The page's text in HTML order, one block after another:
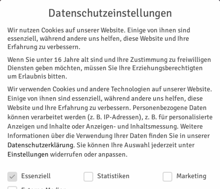
Start Magazin Geschichte/n Goswin Nickel aus Koslar
MAGAZIN GESCHICHTE/N
Goswin Nickel aus Koslar
Gedenken an den 350. Todestag
VonHERZOG Redaktion- Juli 23, 2014 541 0
Facebook Twitter
Datenschutzeinstellungen
Wir nutzen Cookies auf unserer Website. Einige von ihnen sind
essenziell, während andere uns helfen, diese Website und Ihre
Erfahrung zu verbessern.
Wenn Sie unter 16 Jahre alt sind und Ihre Zustimmung zu freiwilligen
Diensten geben möchten, müssen Sie Ihre Erziehungsberechtigten
um Erlaubnis bitten.
Wir verwenden Cookies und andere Technologien auf unserer Website.
Einige von ihnen sind essenziell, während andere uns helfen, diese
Website und Ihre Erfahrung zu verbessern. Personenbezogene Daten
können verarbeitet werden (z. B. IP-Adressen), z. B. für personalisierte
Anzeigen und Inhalte oder Anzeigen- und Inhaltsmessung. Weitere
Informationen über die Verwendung Ihrer Daten finden Sie in unserer
Datenschutzerklärung. Sie können Ihre Auswahl jederzeit unter
Einstellungen widerrufen oder anpassen.
Essenziell
Statistiken
Marketing